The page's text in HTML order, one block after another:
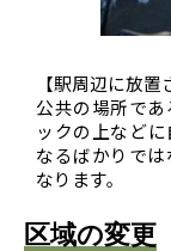
【駅周辺に放置
公共の場所で
ックの上など
なるばかりで
なります。
区域の変更